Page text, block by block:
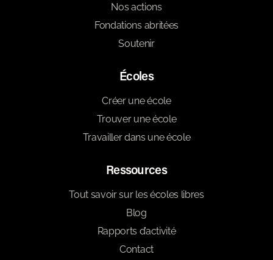
Nos actions
Fondations abritées
Soutenir
Écoles
Créer une école
Trouver une école
Travailler dans une école
Ressources
Tout savoir sur les écoles libres
Blog
Rapports d’activité
Contact